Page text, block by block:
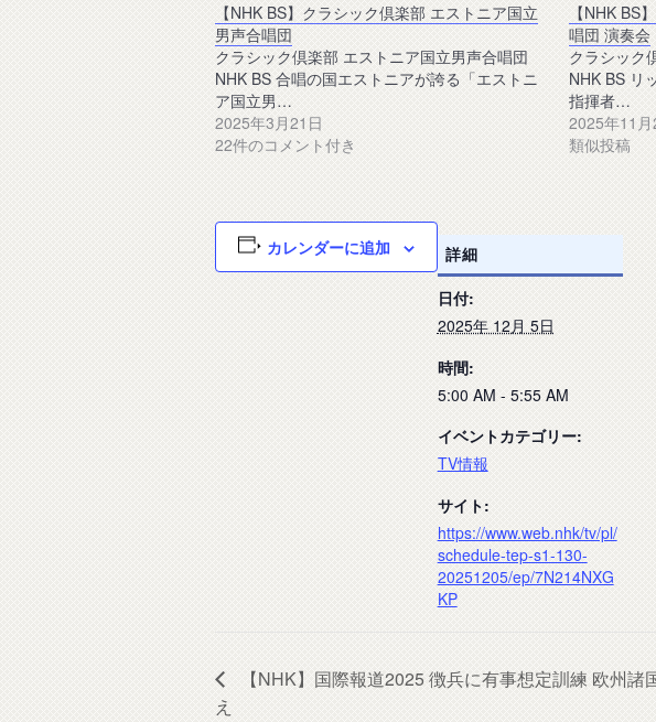
【NHK BS】クラシック倶楽部 エストニア国立
男声合唱団
クラシック倶楽部 エストニア国立男声合唱団
NHK BS 合唱の国エストニアが誇る「エストニ
ア国立男…
2025年3月21日
22件のコメント付き
【NHK BS
唱団 演奏会
クラシック
NHK BS リ
指揮者…
2025年11月
類似投稿
カレンダーに追加
詳細
日付:
2025年 12月 5日
時間:
5:00 AM - 5:55 AM
イベントカテゴリー:
TV情報
サイト:
https://www.web.nhk/tv/pl/
schedule-tep-s1-130-
20251205/ep/7N214NXG
KP
【NHK】国際報道2025 徴兵に有事想定訓練 欧州諸
え